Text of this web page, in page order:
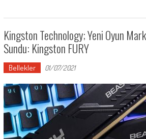
Kingston Technology; Yeni Oyun
Sundu: Kingston FURY
Bellekler 01/07/2021